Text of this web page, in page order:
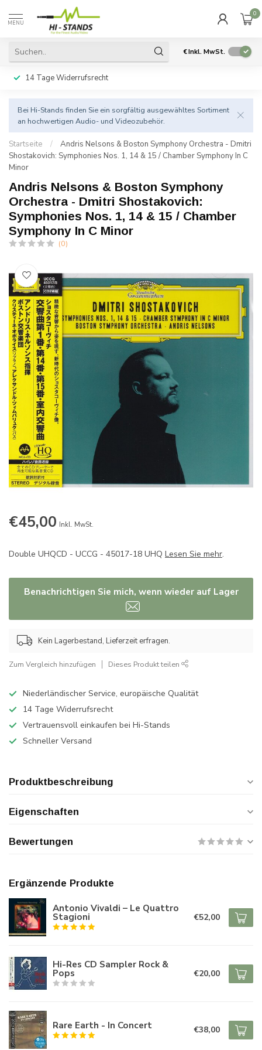
MENU
0
€Inkl. MwSt.
14 Tage Widerrufsrecht
Bei Hi-Stands finden Sie ein sorgfältig ausgewähltes Sortiment
an hochwertigen Audio- und Videozubehör.
Startseite /
Andris Nelsons & Boston Symphony Orchestra - Dmitri
Shostakovich: Symphonies Nos. 1, 14 & 15 / Chamber Symphony In C
Minor
Andris Nelsons & Boston Symphony
Orchestra - Dmitri Shostakovich:
Symphonies Nos. 1, 14 & 15 / Chamber
Symphony In C Minor
(0)
€45,00 Inkl. MwSt.
Double UHQCD - UCCG - 45017-18 UHQ Lesen Sie mehr.
Benachrichtigen Sie mich, wenn wieder auf Lager
Kein Lagerbestand, Lieferzeit erfragen.
Zum Vergleich hinzufügen Dieses Produkt teilen
Niederländischer Service, europäische Qualität
14 Tage Widerrufsrecht
Vertrauensvoll einkaufen bei Hi-Stands
Schneller Versand
Produktbeschreibung
Eigenschaften
Bewertungen
Ergänzende Produkte
Antonio Vivaldi – Le Quattro
Stagioni €52,00
Hi-Res CD Sampler Rock &
Pops €20,00
Rare Earth - In Concert €38,00